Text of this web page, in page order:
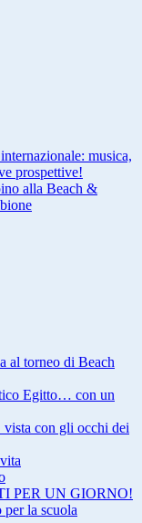
musica,
prospettive!
alla Beach &
al torneo di Beach
Egitto… con un
con gli occhi dei
PER UN GIORNO!
per la scuola